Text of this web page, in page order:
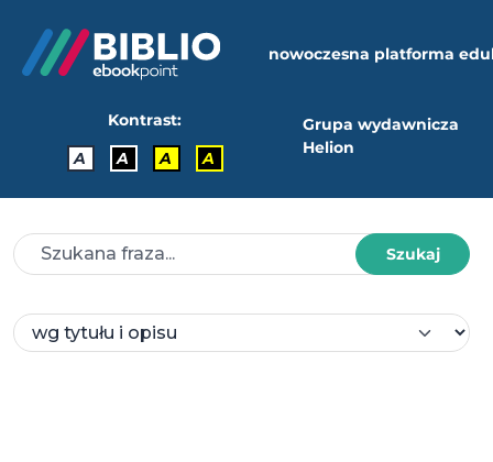
nowoczesna platforma
Kontrast:
A
A A A
Grupa wydawnicza
Helion
Szukaj